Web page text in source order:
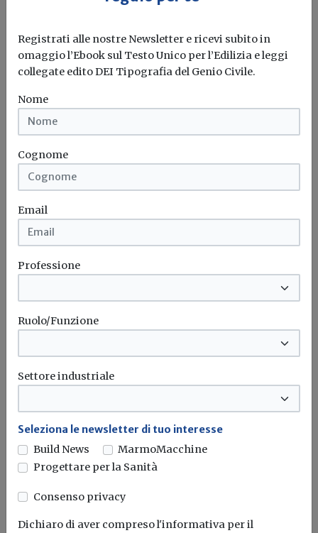
Una casa in due giorni. Muratori
Redazione Build News
Hadrian, il robot muratore, è in grado di costruire
partendo da un...
Registrati alle nostre Newsletter e ricevi subito in
omaggio l’Ebook sul Testo Unico per l’Edilizia e leggi
collegate edito DEI Tipografia del Genio Civile.
Nome
Cognome
Email
Professione
Ruolo/Funzione
Settore industriale
Seleziona le newsletter di tuo interesse
Build News
MarmoMacchine
Progettare per la Sanità
Consenso privacy
Dichiaro di aver compreso l'informativa per il